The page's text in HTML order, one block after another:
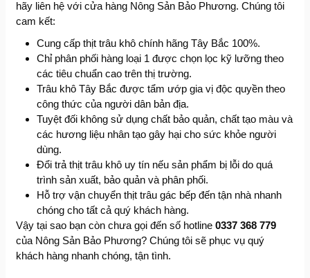
hãy liên hệ với cửa hàng Nông Sản Bảo Phương. Chúng tôi
cam kết:
Cung cấp thịt trâu khô chính hãng Tây Bắc 100%.
Chỉ phân phối hàng loại 1 được chọn lọc kỹ lưỡng theo
các tiêu chuẩn cao trên thị trường.
Trâu khô Tây Bắc được tẩm ướp gia vị độc quyền theo
công thức của người dân bản địa.
Tuyệt đối không sử dụng chất bảo quản, chất tạo màu và
các hương liệu nhân tạo gây hại cho sức khỏe người
dùng.
Đổi trả thịt trâu khô uy tín nếu sản phẩm bị lỗi do quá
trình sản xuất, bảo quản và phân phối.
Hỗ trợ vận chuyển thịt trâu gác bếp đến tận nhà nhanh
chóng cho tất cả quý khách hàng.
Vậy tại sao bạn còn chưa gọi đến số hotline 0337 368 779
của Nông Sản Bảo Phương? Chúng tôi sẽ phục vụ quý
khách hàng nhanh chóng, tận tình.